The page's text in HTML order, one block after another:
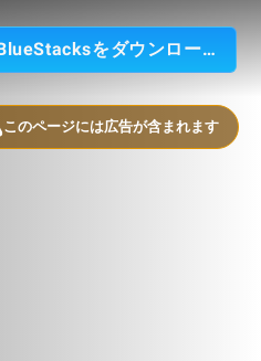
BlueStacksをダウンロード
このページには広告が含まれます